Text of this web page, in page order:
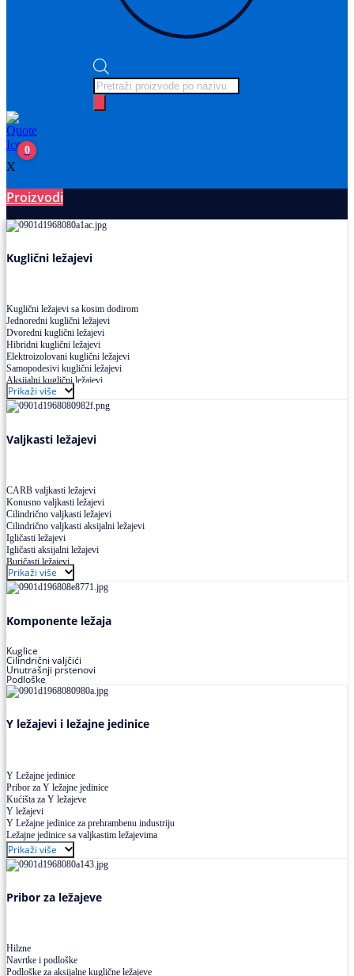
Products
search
0
X
Proizvodi
Kuglični ležajevi
Kuglični ležajevi sa kosim dodirom
Jednoredni kuglični ležajevi
Dvoredni kuglični ležajevi
Hibridni kuglični ležajevi
Elektroizolovani kuglični ležajevi
Samopodesivi kuglični ležajevi
Aksijalni kuglični ležajevi
Kuglični ležajevi od nerđajućeg čelika
Prikaži više
Valjkasti ležajevi
CARB valjkasti ležajevi
Konusno valjkasti ležajevi
Cilindrično valjkasti ležajevi
Cilindrično valjkasti aksijalni ležajevi
Igličasti ležajevi
Igličasti aksijalni ležajevi
Buričasti ležajevi
Buričasti zaptiveni ležajevi
Buričasti aksijalni ležajevi
Prikaži više
Komponente ležaja
Kuglice
Cilindrični valjčići
Unutrašnji prstenovi
Podloške
Y ležajevi i ležajne jedinice
Y Ležajne jedinice
Pribor za Y ležajne jedinice
Kućišta za Y ležajeve
Y ležajevi
Y Ležajne jedinice za prehrambenu industriju
Ležajne jedinice sa valjkastim ležajevima
Prikaži više
Pribor za ležajeve
Hilzne
Navrtke i podloške
Podloške za aksijalne kuglične ležajeve